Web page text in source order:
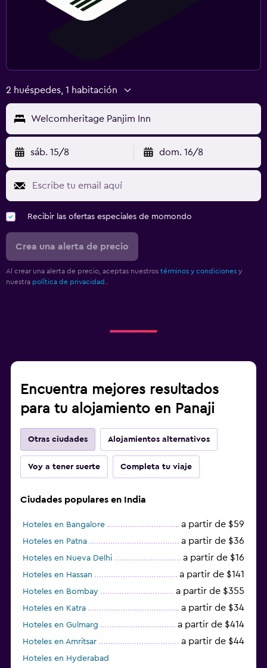
2 huéspedes, 1 habitación
Welcomheritage Panjim Inn
sáb. 15/8 dom. 16/8
Recibir las ofertas especiales de momondo
Crea una alerta de precio
Al crear una alerta de precio, aceptas nuestros términos y condiciones y
nuestra política de privacidad.
Encuentra mejores resultados
para tu alojamiento en Panaji
Otras ciudades Alojamientos alternativos
Voy a tener suerte Completa tu viaje
Ciudades populares en India
Hoteles en Bangalore a partir de $59
Hoteles en Patna a partir de $36
Hoteles en Nueva Delhi a partir de $16
Hoteles en Hassan a partir de $141
Hoteles en Bombay a partir de $355
Hoteles en Katra a partir de $34
Hoteles en Gulmarg a partir de $414
Hoteles en Amritsar a partir de $44
Hoteles en Hyderabad